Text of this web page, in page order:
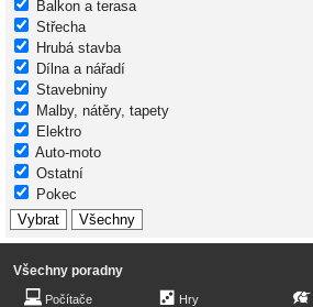
Balkon a terasa
Střecha
Hrubá stavba
Dílna a nářadí
Stavebniny
Malby, nátěry, tapety
Elektro
Auto-moto
Ostatní
Pokec
Všechny poradny
Počítače
Hry